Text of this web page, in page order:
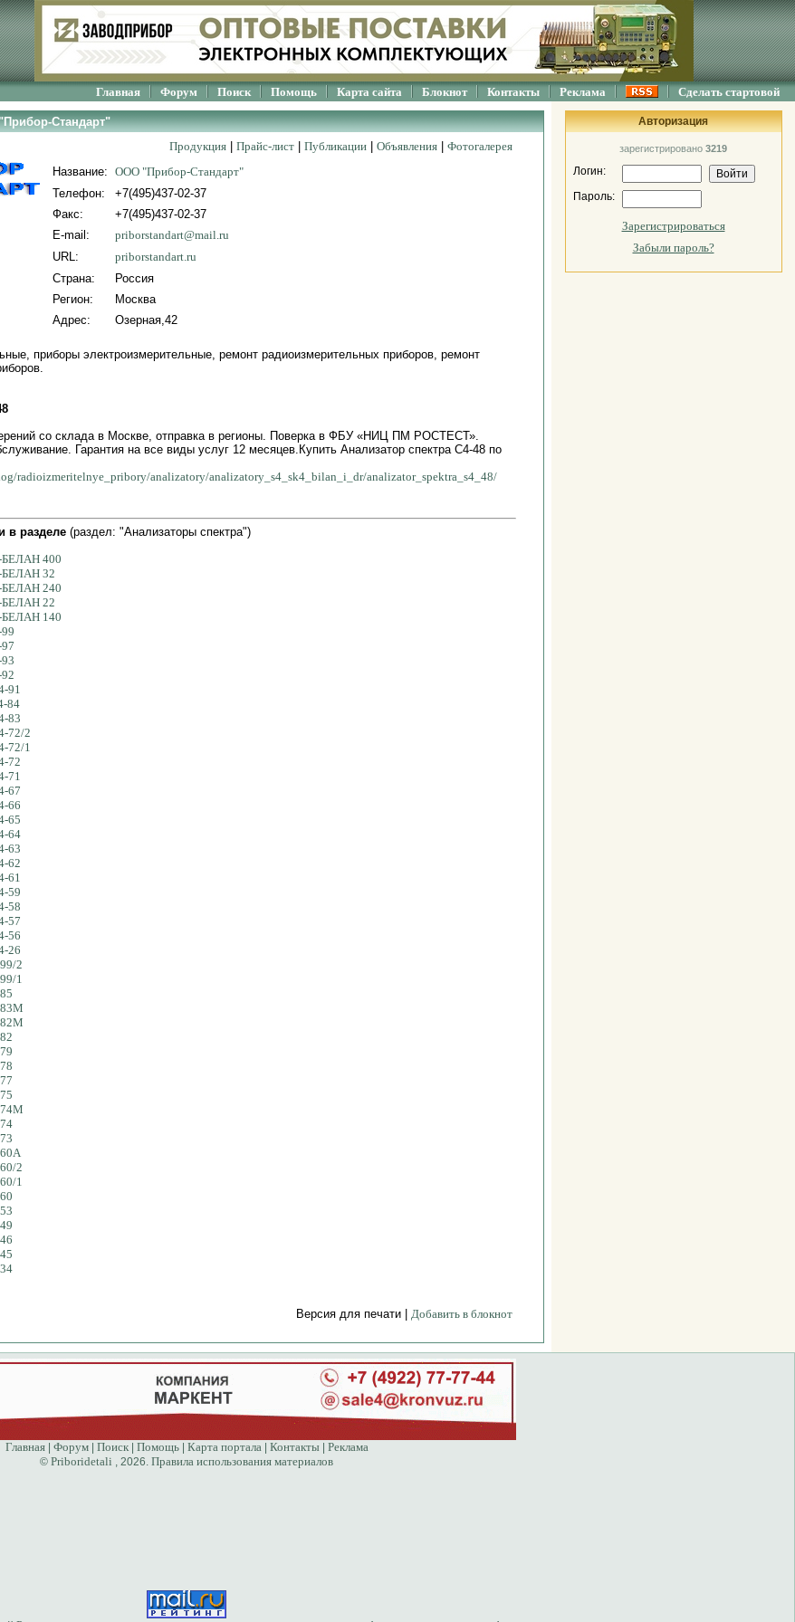
Главная Форум Поиск Помощь Карта сайта Блокнот Контакты Реклама Сделать стартовой
Стандарт"
Продукция
Прайс-лист Публикации Объявления
Фотогалерея
Название: ООО "Прибор-Стандарт"
Телефон:
+7(495)437-02-37
Факс:
+7(495)437-02-37
E-mail:
priborstandart@mail.ru
URL:
priborstandart.ru
Страна:
Россия
Регион:
Москва
Адрес:
Озерная,42
приборы электроизмерительные, ремонт радиоизмерительных приборов, ремонт
со склада в Москве, отправка в регионы. Поверка в ФБУ «НИЦ ПМ РОСТЕСТ».
Гарантия на все виды услуг 12 месяцев.Купить Анализатор спектра С4-48 по
radioizmeritelnye_pribory/analizatory/analizatory_s4_sk4_bilan_i_dr/analizator_spektra_s4_48/
в разделе (раздел: "Анализаторы спектра")
БЕЛАН 400
БЕЛАН 32
БЕЛАН 240
БЕЛАН 22
БЕЛАН 140
91
84
83
72/2
72/1
72
71
67
66
65
64
63
62
61
59
58
57
56
26
2
1
83М
82М
74М
60А
2
1
Версия для печати | Добавить в блокнот
Авторизация
зарегистрировано 3219
Логин:
Пароль:
Зарегистрироваться
Забыли пароль?
Главная| Форум| Поиск| Помощь| Карта портала| Контакты| Реклама
© Priboridetali , 2026. Правила использования материалов